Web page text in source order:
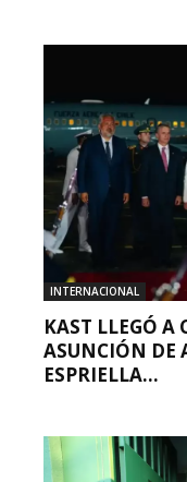
INTERNACIONAL
KAST LLEGÓ A
ASUNCIÓN DE
ESPRIELLA...